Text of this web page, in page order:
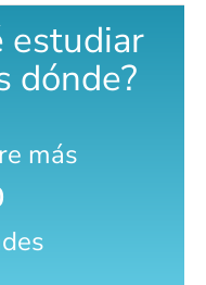
estudiar
dónde?
más